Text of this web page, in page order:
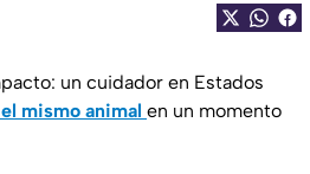
un cuidador en Estados
mismo animal en un momento